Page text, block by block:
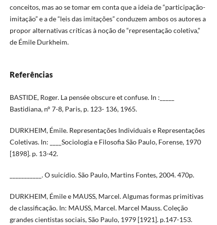
conceitos, mas ao se tomar em conta que a ideia de “participação-
imitação” e a de “leis das imitações” conduzem ambos os autores a
propor alternativas críticas à noção de “representação coletiva,”
de Émile Durkheim.
Referências
BASTIDE, Roger. La pensée obscure et confuse. In :_____
Bastidiana, n° 7-8, Paris, p. 123- 136, 1965.
DURKHEIM, Émile. Representações Individuais e Representações
Coletivas. In: ____Sociologia e Filosofia São Paulo, Forense, 1970
[1898]. p. 13-42.
___________. O suicídio. São Paulo, Martins Fontes, 2004. 470p.
DURKHEIM, Émile e MAUSS, Marcel. Algumas formas primitivas
de classificação. In: MAUSS, Marcel. Marcel Mauss. Coleção
grandes cientistas sociais, São Paulo, 1979 [1921]. p.147-153.